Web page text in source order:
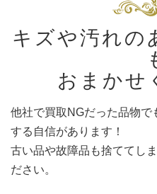
キズや汚れの
おまかせ
他社で買取NGだった品物で
する自信があります！
古い品や故障品も捨ててし
ださい。